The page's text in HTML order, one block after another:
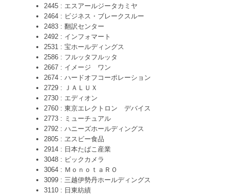
2445 : エスアールジータカミヤ
2464 : ビジネス・ブレークスルー
2483 : 翻訳センター
2492 : インフォマート
2531 : 宝ホールディングス
2586 : フルッタフルッタ
2667 : イメージ ワン
2674 : ハードオフコーポレーション
2729 : ＪＡＬＵＸ
2730 : エディオン
2760 : 東京エレクトロン デバイス
2773 : ミューチュアル
2792 : ハニーズホールディングス
2805 : ヱスビー食品
2914 : 日本たばこ産業
3048 : ビックカメラ
3064 : ＭｏｎｏｔａＲＯ
3099 : 三越伊勢丹ホールディングス
3110 : 日東紡績